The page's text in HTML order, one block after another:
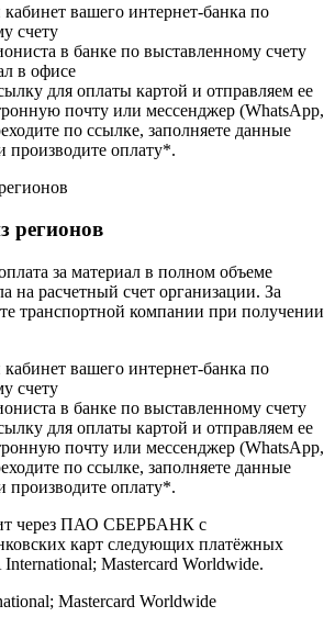
вашего интернет-банка по
счету
в банке по выставленному счету
в офисе
для оплаты картой и отправляем ее
почту или мессенджер (WhatsApp,
по ссылке, заполняете данные
производите оплату*.
регионов
за материал в полном объеме
на расчетный счет организации. За
транспортной компании при получении
вашего интернет-банка по
счету
в банке по выставленному счету
для оплаты картой и отправляем ее
почту или мессенджер (WhatsApp,
по ссылке, заполняете данные
производите оплату*.
через ПАО СБЕРБАНК с
карт следующих платёжных
Mastercard Worldwide.